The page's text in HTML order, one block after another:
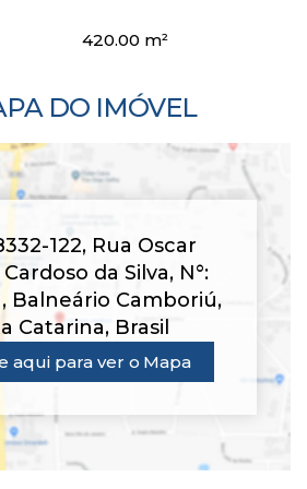
420.00 m²
DO IMÓVEL
122, Rua Oscar
da Silva, N°:
, Balneário Camboriú,
Catarina, Brasil
aqui para ver o Mapa